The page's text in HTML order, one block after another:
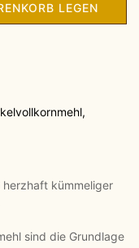
LEGEN
,
herzhaft kümmeliger
sind die Grundlage